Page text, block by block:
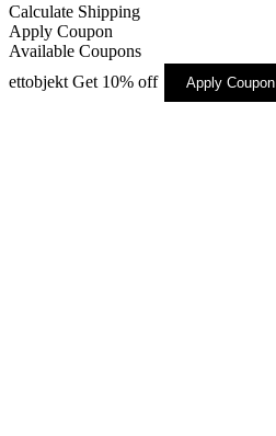
Calculate Shipping
Apply Coupon
Available Coupons
ettobjekt Get 10% off Apply Coupon